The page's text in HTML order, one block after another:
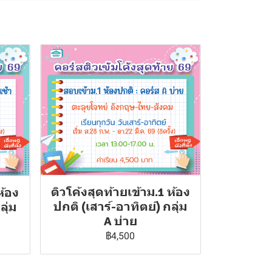
อง
ม
ติวโค้งสุดท้ายเข้าม.1 ห้อง
ปกติ (เสาร์-อาทิตย์) กลุ่ม
A บ่าย
฿4,500